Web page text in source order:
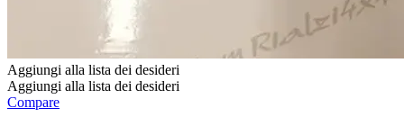
Aggiungi alla lista dei desideri
Aggiungi alla lista dei desideri
Compare